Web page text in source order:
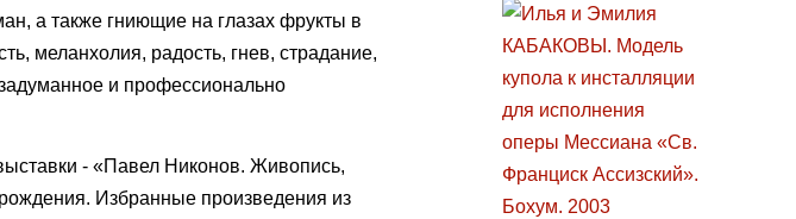
а также гниющие на глазах фрукты в
меланхолия, радость, гнев, страдание,
и профессионально
- «Павел Никонов. Живопись,
Избранные произведения из